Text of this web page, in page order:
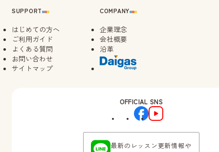
SUPPORT
はじめての方へ
ご利用ガイド
よくある質問
お問い合わせ
サイトマップ
COMPANY
企業理念
会社概要
沿革
OFFICIAL SNS
最新のレッスン更新情報や